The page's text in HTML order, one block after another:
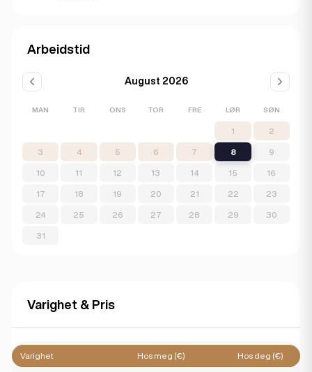
Arbeidstid
August 2026
MAN TIR ONS TOR FRE LØR SØN
1 2
3 4 5 6 7 8 9
10 11 12 13 14 15 16
17 18 19 20 21 22 23
24 25 26 27 28 29 30
31
Varighet & Pris
Varighet Hos meg (€) Hos deg (€)